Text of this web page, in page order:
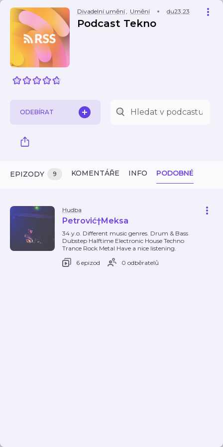
Divadelní umění, Umění du23,23
Podcast Tekno
ODEBÍRAT
EPIZODY 9 KOMENTÁŘE INFO PODOBNÉ
Hudba
Petrović†Meksa
34 y.o. Different music genres. Drum & Bass
Dubstep Halftime Electronic House Techno
Trance Rock Metal Have a nice listening.
6 epizod
0 odběratelů